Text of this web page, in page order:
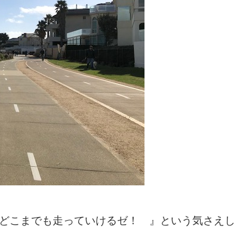
こまでも走っていけるゼ！ 』という気さえし